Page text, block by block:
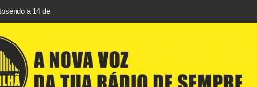
a 14 de
para fase final sem risco de penalizações